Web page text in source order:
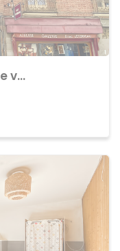
Achat Appartement centre ville